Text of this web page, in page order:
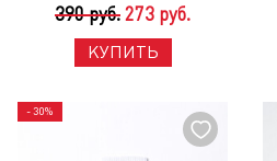
390 руб. 273 руб.
КУПИТЬ
- 30%